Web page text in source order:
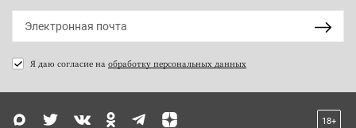
Я даю согласие на обработку персональных данных
18+